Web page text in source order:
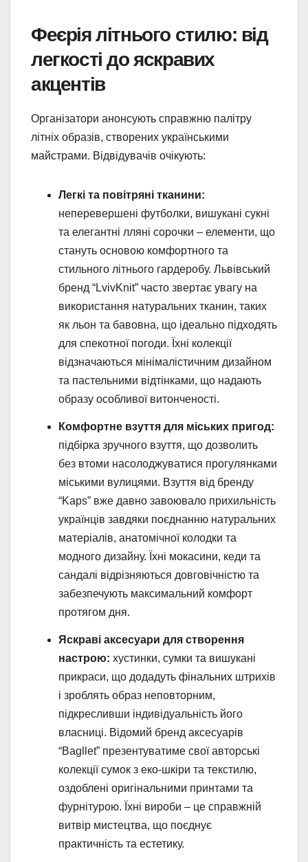
Феєрія літнього стилю: від
легкості до яскравих
акцентів
Організатори анонсують справжню палітру
літніх образів, створених українськими
майстрами. Відвідувачів очікують:
Легкі та повітряні тканини:
неперевершені футболки, вишукані сукні
та елегантні лляні сорочки – елементи, що
стануть основою комфортного та
стильного літнього гардеробу. Львівський
бренд “LvivKnit” часто звертає увагу на
використання натуральних тканин, таких
як льон та бавовна, що ідеально підходять
для спекотної погоди. Їхні колекції
відзначаються мінімалістичним дизайном
та пастельними відтінками, що надають
образу особливої витонченості.
Комфортне взуття для міських пригод:
підбірка зручного взуття, що дозволить
без втоми насолоджуватися прогулянками
міськими вулицями. Взуття від бренду
“Kaps” вже давно завоювало прихильність
українців завдяки поєднанню натуральних
матеріалів, анатомічної колодки та
модного дизайну. Їхні мокасини, кеди та
сандалі відрізняються довговічністю та
забезпечують максимальний комфорт
протягом дня.
Яскраві аксесуари для створення
настрою: хустинки, сумки та вишукані
прикраси, що додадуть фінальних штрихів
і зроблять образ неповторним,
підкресливши індивідуальність його
власниці. Відомий бренд аксесуарів
“Bagllet” презентуватиме свої авторські
колекції сумок з еко-шкіри та текстилю,
оздоблені оригінальними принтами та
фурнітурою. Їхні вироби – це справжній
витвір мистецтва, що поєднує
практичність та естетику.